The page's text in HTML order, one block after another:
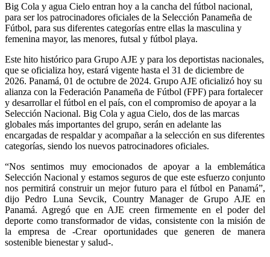
Big Cola y agua Cielo entran hoy a la cancha del fútbol nacional,
para ser los patrocinadores oficiales de la Selección Panameña de
Fútbol, para sus diferentes categorías entre ellas la masculina y
femenina mayor, las menores, futsal y fútbol playa.
Este hito histórico para Grupo AJE y para los deportistas nacionales,
que se oficializa hoy, estará vigente hasta el 31 de diciembre de
2026. Panamá, 01 de octubre de 2024. Grupo AJE oficializó hoy su
alianza con la Federación Panameña de Fútbol (FPF) para fortalecer
y desarrollar el fútbol en el país, con el compromiso de apoyar a la
Selección Nacional. Big Cola y agua Cielo, dos de las marcas
globales más importantes del grupo, serán en adelante las
encargadas de respaldar y acompañar a la selección en sus diferentes
categorías, siendo los nuevos patrocinadores oficiales.
“Nos sentimos muy emocionados de apoyar a la emblemática
Selección Nacional y estamos seguros de que este esfuerzo conjunto
nos permitirá construir un mejor futuro para el fútbol en Panamá”,
dijo Pedro Luna Sevcik, Country Manager de Grupo AJE en
Panamá. Agregó que en AJE creen firmemente en el poder del
deporte como transformador de vidas, consistente con la misión de
la empresa de -Crear oportunidades que generen de manera
sostenible bienestar y salud-.